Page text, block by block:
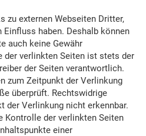
zu externen Webseiten Dritter,
haben. Deshalb können
auch keine Gewähr
der verlinkten Seiten ist stets der
der Seiten verantwortlich.
zum Zeitpunkt der Verlinkung
überprüft. Rechtswidrige
der Verlinkung nicht erkennbar.
Kontrolle der verlinkten Seiten
einer